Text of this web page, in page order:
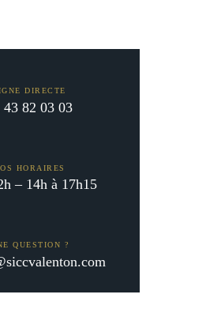
DIRECTE
43 82 03 03
HORAIRES
– 14h à 17h15
QUESTION ?